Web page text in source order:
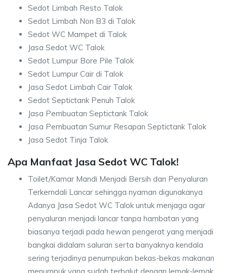
Sedot Limbah Resto Talok
Sedot Limbah Non B3 di Talok
Sedot WC Mampet di Talok
Jasa Sedot WC Talok
Sedot Lumpur Bore Pile Talok
Sedot Lumpur Cair di Talok
Jasa Sedot Limbah Cair Talok
Sedot Septictank Penuh Talok
Jasa Pembuatan Septictank Talok
Jasa Pembuatan Sumur Resapan Septictank Talok
Jasa Sedot Tinja Talok
Apa Manfaat Jasa Sedot WC Talok!
Toilet/Kamar Mandi Menjadi Bersih dan Penyaluran
Terkerndali Lancar sehingga nyaman digunakanya
Adanya Jasa Sedot WC Talok untuk menjaga agar
penyaluran menjadi lancar tanpa hambatan yang
biasanya terjadi pada hewan pengerat yang menjadi
bangkai didalam saluran serta banyaknya kendala
sering terjadinya penumpukan bekas-bekas makanan
menumpuk yang sudah terbalut dengan lemak-lemak